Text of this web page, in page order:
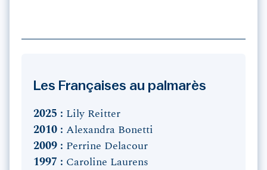
Les Françaises au palmarès
2025 : Lily Reitter
2010 : Alexandra Bonetti
2009 : Perrine Delacour
1997 : Caroline Laurens